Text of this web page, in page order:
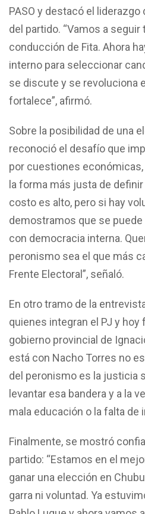
PASO y destacó el
del partido. “Vamos a seguir
conducción de Fita. Ahora
interno para seleccionar
se discute y se revoluciona
fortalece”, afirmó.
Sobre la posibilidad de una
reconoció el desafío que
por cuestiones
la forma más justa de definir
costo es alto, pero si hay
demostramos que se
con democracia interna.
peronismo sea el que más
Frente Electoral”, señaló.
En otro tramo de la
quienes integran el PJ y hoy
gobierno provincial de
está con Nacho Torres no
del peronismo es la justicia
levantar esa bandera y a la
mala educación o la falta de
Finalmente, se mostró
partido: “Estamos en el
ganar una elección en
garra ni voluntad. Ya